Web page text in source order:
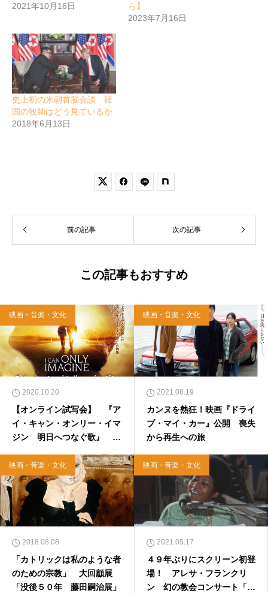
2021年10月16日
ら】
2023年7月16日
史上初の米朝首脳会談 韓
国の牧師はどう見ているか
2018年6月13日
 
前の記事 次の記事
この記事もおすすめ
映画・音楽・文化
2020.10.20
【オンライン試写会】 『ア
イ・キャン・オンリー・イマ
ジン 明日へつなぐ歌』 ヒ
想い 2020年10月21日
映画・音楽・文化
2021.08.19
カンヌを熱狂！映画『ドライ
ブ・マイ・カー』公開 喪失
から再生への旅
映画・音楽・文化
2018.08.08
「カトリックは私のような者
のための宗教」 大回顧展
「没後５０年 藤田嗣治展」
映画・音楽・文化
2021.05.17
４９年ぶりにスクリーン初登
場！ アレサ・フランクリ
ン 幻の教会コンサート「ア